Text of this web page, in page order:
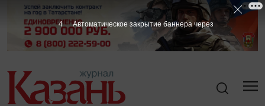
3 Автоматическое закрытие баннера через